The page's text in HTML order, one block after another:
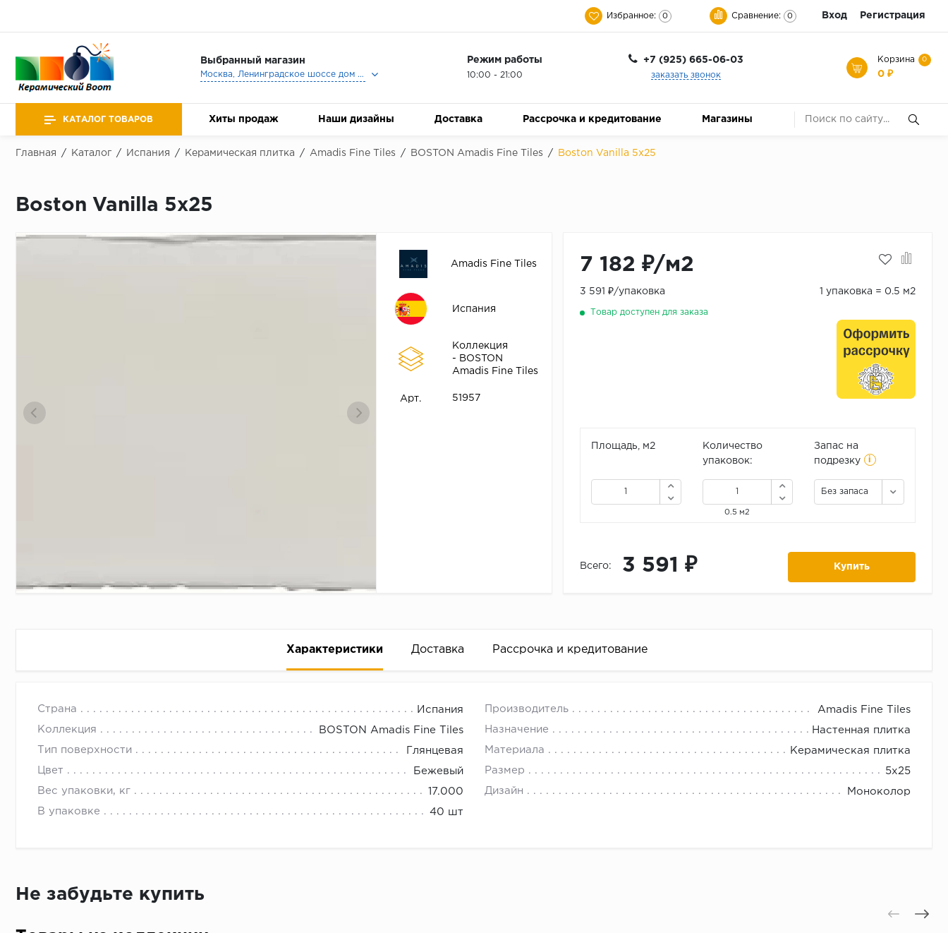
Избранное: 0 Сравнение: 0 Вход Регистрация
Выбранный магазин
Москва, Ленинградское шоссе дом 25, Торговый Центр Family Room, 2-ой этаж, Магазин Керамический Бум.
Режим работы
10:00 - 21:00
+7 (925) 665-06-03
заказать звонок
Корзина 0
0 ₽
КАТАЛОГ ТОВАРОВ Хиты продаж Наши дизайны Доставка Рассрочка и кредитование Магазины
Главная / Каталог / Испания / Керамическая плитка / Amadis Fine Tiles / BOSTON Amadis Fine Tiles / Boston Vanilla 5x25
Boston Vanilla 5x25
Amadis Fine Tiles
Испания
Коллекция
- BOSTON
Amadis Fine Tiles
Арт. 51957
7 182 ₽/м2
3 591 ₽/упаковка 1 упаковка = 0.5 м2
Товар доступен для заказа
Площадь, м2
Количество
упаковок:
0.5 м2
Запас на
подрезку
i
Без запаса
Всего: 3 591 ₽ Купить
Характеристики Доставка Рассрочка и кредитование
Страна Испания Производитель Amadis Fine Tiles
Коллекция BOSTON Amadis Fine Tiles Назначение Настенная плитка
Тип поверхности Глянцевая Материала Керамическая плитка
Цвет Бежевый Размер 5x25
Вес упаковки, кг 17.000 Дизайн Моноколор
В упаковке 40 шт
Рассрочка беспроцентная: вы не платите за пользование деньгами
Высокая вероятность одобрения: до 95%
Срок предоставления кредита от 3 до 36 месяцев Срок предоставления рассрочки от 3 до 10 месяцев
Не забудьте купить